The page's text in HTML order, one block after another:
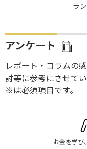
ラ
アンケート
レポート・コラムの
討等に参考にさせてい
※は必須項目です。
お金を学び